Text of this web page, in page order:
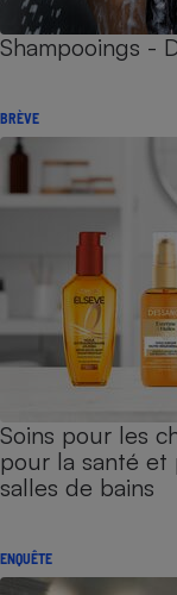
Shampooings -
BRÈVE
Soins pour les
pour la santé et
salles de bains
ENQUÊTE